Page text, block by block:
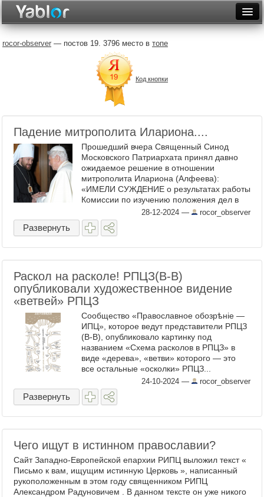
Неделя
Месяц
Рейтинги
Архив
Фототоп
Видеотоп
rocor-observer — постов 19. 3796 место в топе
Код кнопки
Падение митрополита Илариона....
Прошедший вчера Священный Синод
Московского Патриархата принял давно
ожидаемое решение в отношении
митрополита Илариона (Алфеева):
«ИМЕЛИ СУЖДЕНИЕ о результатах работы
Комиссии по изучению положения дел в
Будапештско-Венгерской епархии.
ПОСТАНОВИЛИ: Просить Предстоятеля
Русской ...
28-12-2024 — rocor_observer
Развернуть
Раскол на расколе! РПЦЗ(В-В)
опубликовали художественное видение
«ветвей» РПЦЗ
Сообщество «Православное обозрѣнiе —
ИПЦ», которое ведут представители РПЦЗ
(В-В), опубликовало картинку под
названием «Схема расколов в РПЦЗ» в
виде «дерева», «ветви» которого — это
все остальные «осколки» РПЦЗ...
Собственно, РПЦЗ (В-В) никогда никаких
«осколков» и не признавала, ...
24-10-2024 — rocor_observer
Развернуть
Чего ищут в истинном православии?
Сайт Западно-Европейской епархии РИПЦ выложил текст «
Письмо к вам, ищущим истинную Церковь », написанный
рукоположенным в этом году священником РИПЦ
Александром Радуновичем . В данном тексте он уже никого